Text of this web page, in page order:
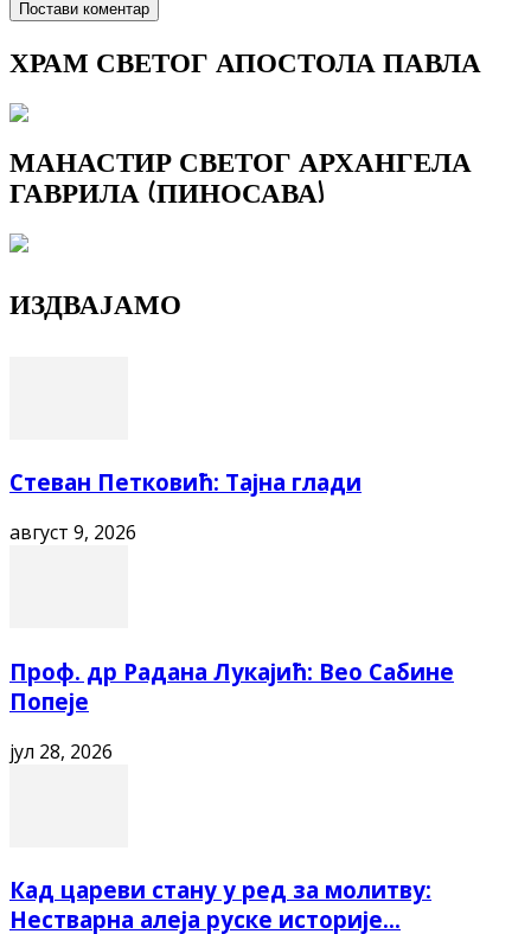
ХРАМ СВЕТОГ АПОСТОЛА ПАВЛА
МАНАСТИР СВЕТОГ АРХАНГЕЛА
ГАВРИЛА (ПИНОСАВА)
ИЗДВАЈАМО
Стеван Петковић: Тајна глади
август 9, 2026
Проф. др Радана Лукајић: Вео Сабине
Попеје
јул 28, 2026
Кад цареви стану у ред за молитву:
Нестварна алеја руске историје...